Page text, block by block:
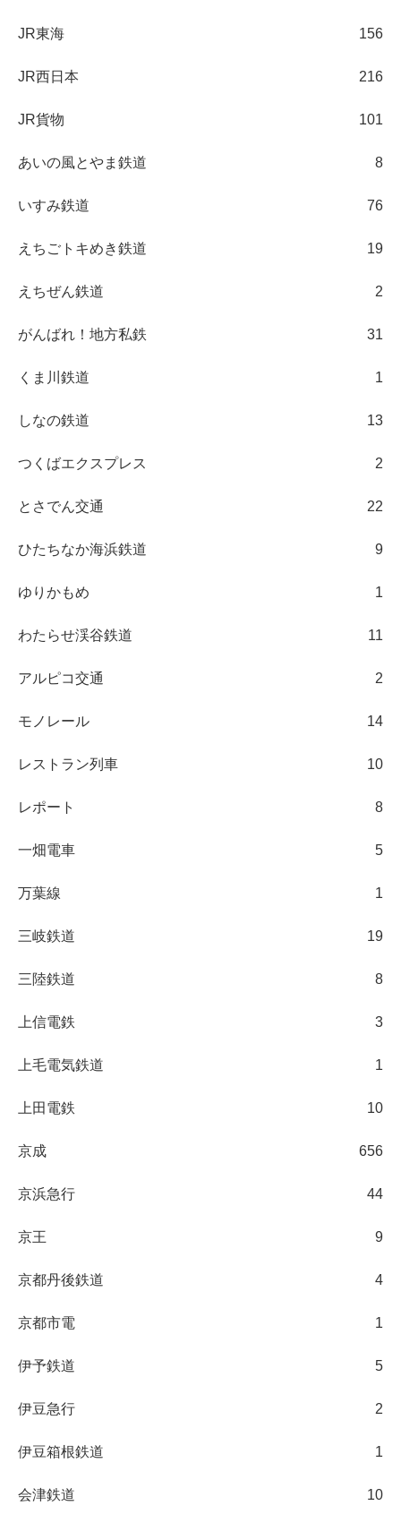
JR東海 156
JR西日本 216
JR貨物 101
あいの風とやま鉄道 8
いすみ鉄道 76
えちごトキめき鉄道 19
えちぜん鉄道 2
がんばれ！地方私鉄 31
くま川鉄道 1
しなの鉄道 13
つくばエクスプレス 2
とさでん交通 22
ひたちなか海浜鉄道 9
ゆりかもめ 1
わたらせ渓谷鉄道 11
アルピコ交通 2
モノレール 14
レストラン列車 10
レポート 8
一畑電車 5
万葉線 1
三岐鉄道 19
三陸鉄道 8
上信電鉄 3
上毛電気鉄道 1
上田電鉄 10
京成 656
京浜急行 44
京王 9
京都丹後鉄道 4
京都市電 1
伊予鉄道 5
伊豆急行 2
伊豆箱根鉄道 1
会津鉄道 10